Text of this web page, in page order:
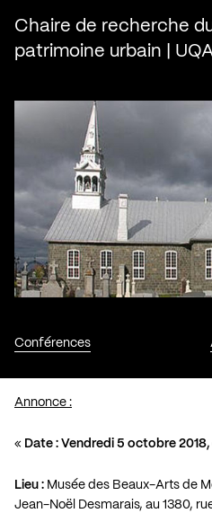
Chaire de recherche
patrimoine urbain |
Conférences
Annonce :
« Date : Vendredi 5 octobre 2018,
Lieu : Musée des Beaux-Arts de
Jean-Noël Desmarais, au 1380,